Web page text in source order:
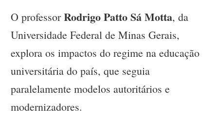
O professorRodrigo Patto Sá Motta, da
Universidade Federal de Minas Gerais,
explora os impactos do regime na educação
universitária do país, que seguia
paralelamente modelos autoritários e
modernizadores.